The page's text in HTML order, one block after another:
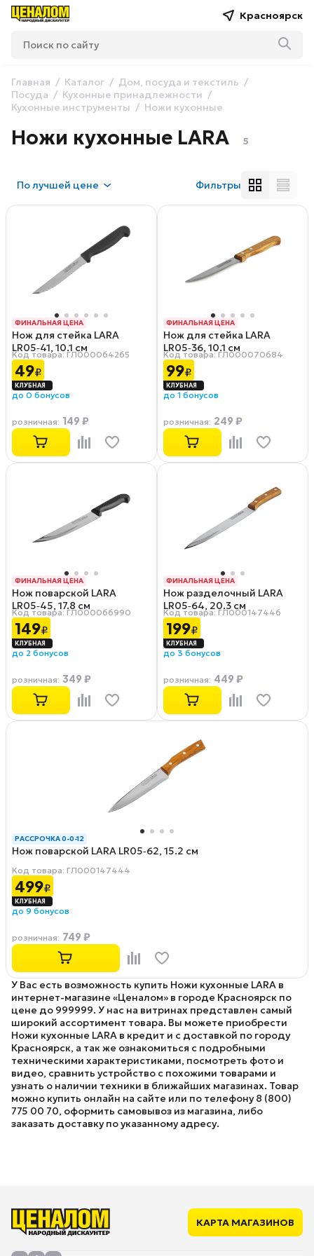
Красноярск
Главная Каталог
Дом, посуда и текстиль
Посуда
Кухонные принадлежности
Кухонные инструменты
Ножи кухонные
Ножи кухонные LARA 5
Получшей цене Фильтры
ФИНАЛЬНАЯ ЦЕНА
РАССРОЧКА 0-0-12
Нож для стейка LARA
LR05‑41, 10.1 см
Код товара: ГЛ000064265
49₽
до 0 бонусов
розничная: 149 ₽
ФИНАЛЬНАЯ ЦЕНА
РАССРОЧКА 0-0-12
Нож для стейка LARA
LR05‑36, 10.1 см
Код товара: ГЛ000070684
99₽
до 1 бонусов
розничная: 249 ₽
ФИНАЛЬНАЯ ЦЕНА
РАССРОЧКА 0-0-12
Нож поварской LARA
LR05‑45, 17.8 см
Код товара: ГЛ000066990
149₽
до 2 бонусов
розничная: 349 ₽
ФИНАЛЬНАЯ ЦЕНА
РАССРОЧКА 0-0-12
Нож разделочный LARA
LR05‑64, 20.3 см
Код товара: ГЛ000147446
199₽
до 3 бонусов
розничная: 449 ₽
РАССРОЧКА 0-0-12
Нож поварской LARA LR05‑62, 15.2 см
Код товара: ГЛ000147444
499₽
до 9 бонусов
розничная: 749 ₽
У Вас есть возможность купить Ножи кухонные LARA в
интернет-магазине «Ценалом» в городе Красноярск по
цене до 999999. У нас на витринах представлен самый
широкий ассортимент товара. Вы можете приобрести
Ножи кухонные LARA в кредит и с доставкой по городу
Красноярск, а так же ознакомиться с подробными
техническими характеристиками, посмотреть фото и
видео, сравнить устройство с похожими товарами и
узнать о наличии техники в ближайших магазинах. Товар
можно купить онлайн на сайте или по телефону 8 (800)
775 00 70, оформить самовывоз из магазина, либо
заказать доставку по указанному адресу.
КАРТА МАГАЗИНОВ